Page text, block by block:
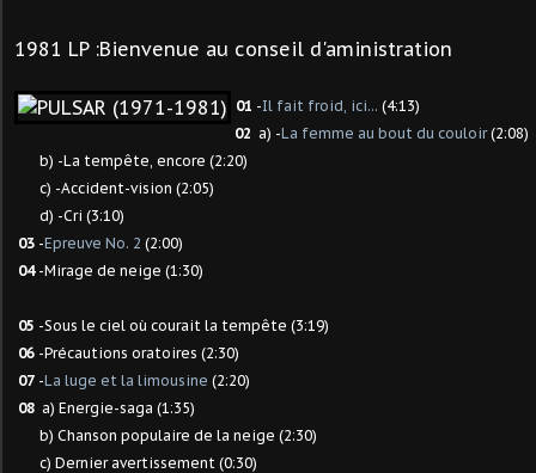
1981 LP :Bienvenue au conseil d'aministration
01 -Il fait froid, ici... (4:13)
02 a) -La femme au bout du couloir(2:08)
b) -La tempête, encore (2:20)
c) -Accident-vision (2:05)
d) -Cri (3:10)
03 -Epreuve No. 2 (2:00)
04-Mirage de neige (1:30)
05 -Sous le ciel où courait la tempête (3:19)
06 -Précautions oratoires (2:30)
07 -La luge et la limousine (2:20)
08 a) Energie-saga (1:35)
b) Chanson populaire de la neige (2:30)
c) Dernier avertissement (0:30)